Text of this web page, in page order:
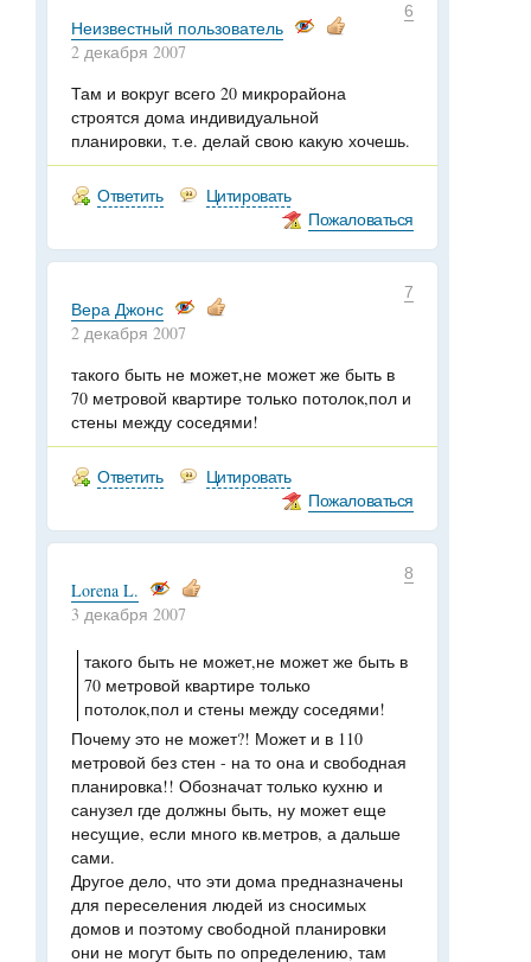
6
Неизвестный пользователь
2 декабря 2007
Там и вокруг всего 20 микрорайона
строятся дома индивидуальной
планировки, т.е. делай свою какую хочешь.
Ответить
Цитировать
Пожаловаться
7
Вера Джонс
2 декабря 2007
такого быть не может,не может же быть в
70 метровой квартире только потолок,пол и
стены между соседями!
Ответить
Цитировать
Пожаловаться
8
Lorena L.
3 декабря 2007
такого быть не может,не может же быть в
70 метровой квартире только
потолок,пол и стены между соседями!
Почему это не может?! Может и в 110
метровой без стен - на то она и свободная
планировка!! Обозначат только кухню и
санузел где должны быть, ну может еще
несущие, если много кв.метров, а дальше
сами.
Другое дело, что эти дома предназначены
для переселения людей из сносимых
домов и поэтому свободной планировки
они не могут быть по определению, там